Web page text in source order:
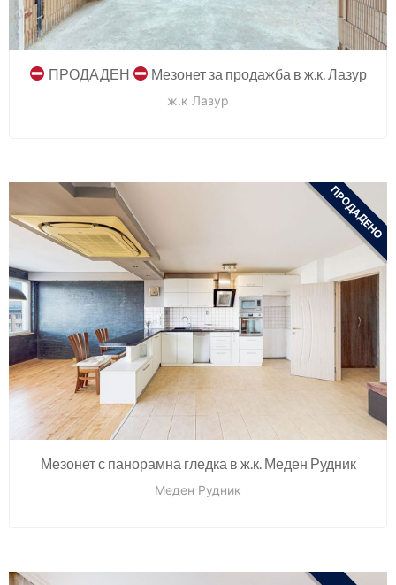
ПРОДАДЕН Мезонет за продажба в ж.к. Лазур
ж.к Лазур
ПРОДАДЕНО
Мезонет с панорамна гледка в ж.к. Меден Рудник
Меден Рудник